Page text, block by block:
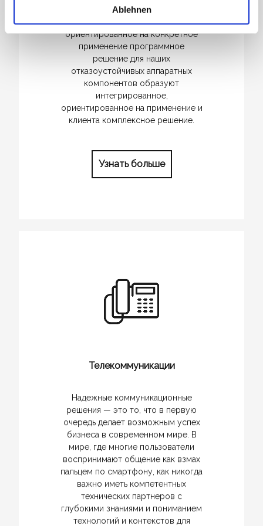
Ablehnen
надежность. Простое управление,
а также проверенное, гибкое и
ориентированное на конкретное
применение программное
решение для наших
отказоустойчивых аппаратных
компонентов образуют
интегрированное,
ориентированное на применение и
клиента комплексное решение.
Узнать больше
Телекоммуникации
Надежные коммуникационные
решения — это то, что в первую
очередь делает возможным успех
бизнеса в современном мире. В
мире, где многие пользователи
воспринимают общение как взмах
пальцем по смартфону, как никогда
важно иметь компетентных
технических партнеров с
глубокими знаниями и пониманием
технологий и контекстов для